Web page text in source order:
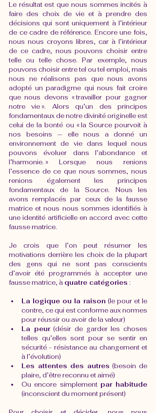
Le résultat est que nous sommes incités à
faire des choix de vie et à prendre des
décisions qui sont uniquement à l’intérieur
de ce cadre de référence. Encore une fois,
nous nous croyons libres, car à l’intérieur
de ce cadre, nous pouvons choisir entre
telle ou telle chose. Par exemple, nous
pouvons choisir entre tel ou tel emploi, mais
nous ne réalisons pas que nous avons
adopté un paradigme qui nous fait croire
que nous devons « travailler pour gagner
notre vie ». Alors qu’un des principes
fondamentaux de notre divinité originelle est
celui de la bonté ou « la Source pourvoit à
nos besoins — elle nous a donné un
environnement de vie dans lequel nous
pouvons évoluer dans l’abondance et
l’harmonie. » Lorsque nous renions
l’essence de ce que nous sommes, nous
renions également les principes
fondamentaux de la Source. Nous les
avons remplacés par ceux de la fausse
matrice et nous nous sommes identifiés à
une identité artificielle en accord avec cette
fausse matrice.
Je crois que l’on peut résumer les
motivations derrière les choix de la plupart
des gens qui ne sont pas conscients
d’avoir été programmés à accepter une
fausse matrice, à quatre catégories :
La logique ou la raison (le pour et le
contre, ce qui est conforme aux normes
pour réussir ou avoir de la valeur)
La peur (désir de garder les choses
telles qu’elles sont pour se sentir en
sécurité - résistance au changement et
à l’évolution)
Les attentes des autres (besoin de
plaire, d’être reconnu et aimé)
Ou encore simplement par habitude
(inconscient du moment présent)